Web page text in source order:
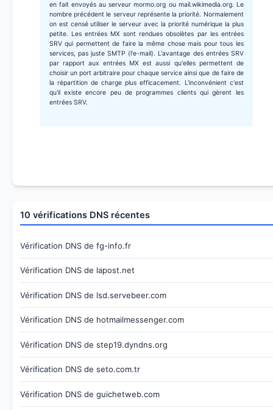
en fait envoyés au serveur mormo.org ou mail.wikimedia.org. Le
nombre précédent le serveur représente la priorité. Normalement
on est censé utiliser le serveur avec la priorité numérique la plus
petite. Les entrées MX sont rendues obsolètes par les entrées
SRV qui permettent de faire la même chose mais pour tous les
services, pas juste SMTP (l'e-mail). L'avantage des entrées SRV
par rapport aux entrées MX est aussi qu'elles permettent de
choisir un port arbitraire pour chaque service ainsi que de faire de
la répartition de charge plus efficacement. L'inconvénient c'est
qu'il existe encore peu de programmes clients qui gèrent les
entrées SRV.
10 vérifications DNS récentes
Vérification DNS de fg-info.fr
Vérification DNS de lapost.net
Vérification DNS de lsd.servebeer.com
Vérification DNS de hotmailmessenger.com
Vérification DNS de step19.dyndns.org
Vérification DNS de seto.com.tr
Vérification DNS de guichetweb.com